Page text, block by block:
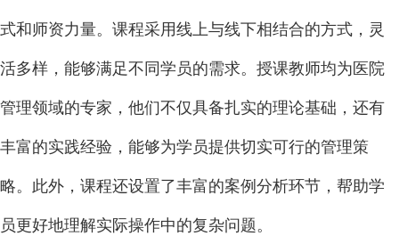
式和师资力量。课程采用线上与线下相结合的方式，灵
活多样，能够满足不同学员的需求。授课教师均为医院
管理领域的专家，他们不仅具备扎实的理论基础，还有
丰富的实践经验，能够为学员提供切实可行的管理策
略。此外，课程还设置了丰富的案例分析环节，帮助学
员更好地理解实际操作中的复杂问题。